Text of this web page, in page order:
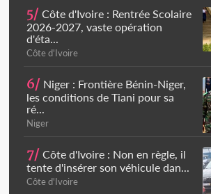
5/ Côte d'Ivoire : Rentrée Scolaire
2026-2027, vaste opération
d'éta...
Côte d'Ivoire
6/ Niger : Frontière Bénin-Niger,
les conditions de Tiani pour sa
ré...
Niger
7/ Côte d'Ivoire : Non en règle, il
tente d'insérer son véhicule dan...
Côte d'Ivoire